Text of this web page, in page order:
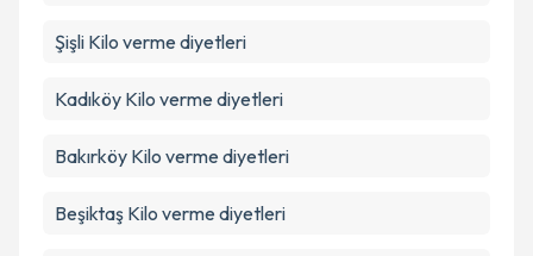
Şişli Kilo verme diyetleri
Kadıköy Kilo verme diyetleri
Bakırköy Kilo verme diyetleri
Beşiktaş Kilo verme diyetleri